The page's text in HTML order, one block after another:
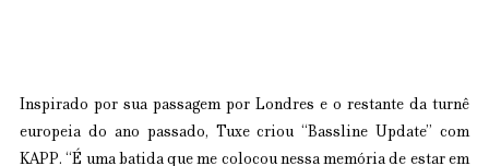
Inspirado por sua passagem por Londres e o restante da turnê
europeia do ano passado, Tuxe criou “Bassline Update” com
KAPP. “É uma batida que me colocou nessa memória de estar em